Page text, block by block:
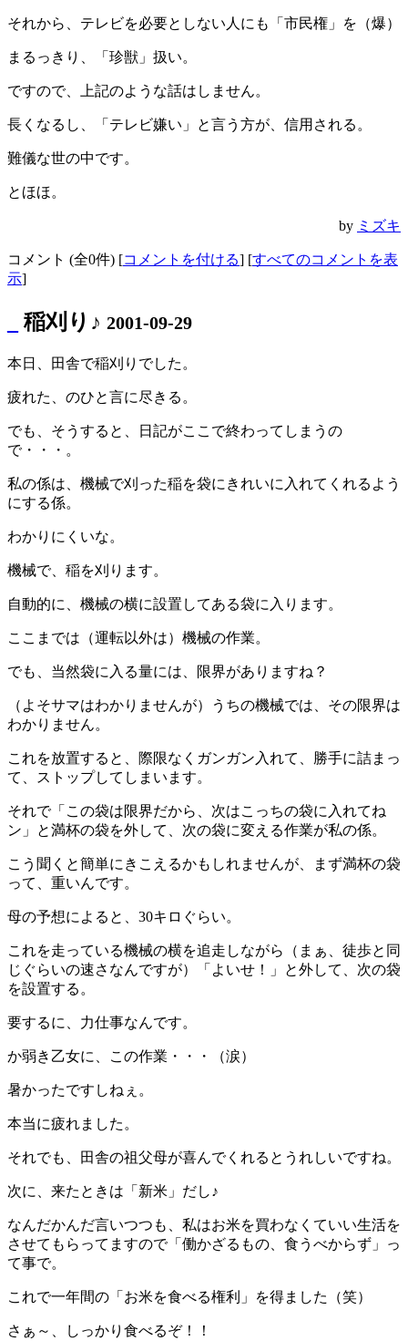
それから、テレビを必要としない人にも「市民権」を（爆）
まるっきり、「珍獣」扱い。
ですので、上記のような話はしません。
長くなるし、「テレビ嫌い」と言う方が、信用される。
難儀な世の中です。
とほほ。
by ミズキ
コメント (全0件) [コメントを付ける] [すべてのコメントを表
示]
稲刈り♪ 2001-09-29
本日、田舎で稲刈りでした。
疲れた、のひと言に尽きる。
でも、そうすると、日記がここで終わってしまうの
で・・・。
私の係は、機械で刈った稲を袋にきれいに入れてくれるよう
にする係。
わかりにくいな。
機械で、稲を刈ります。
自動的に、機械の横に設置してある袋に入ります。
ここまでは（運転以外は）機械の作業。
でも、当然袋に入る量には、限界がありますね？
（よそサマはわかりませんが）うちの機械では、その限界は
わかりません。
これを放置すると、際限なくガンガン入れて、勝手に詰まっ
て、ストップしてしまいます。
それで「この袋は限界だから、次はこっちの袋に入れてね
ン」と満杯の袋を外して、次の袋に変える作業が私の係。
こう聞くと簡単にきこえるかもしれませんが、まず満杯の袋
って、重いんです。
母の予想によると、30キロぐらい。
これを走っている機械の横を追走しながら（まぁ、徒歩と同
じぐらいの速さなんですが）「よいせ！」と外して、次の袋
を設置する。
要するに、力仕事なんです。
か弱き乙女に、この作業・・・（涙）
暑かったですしねぇ。
本当に疲れました。
それでも、田舎の祖父母が喜んでくれるとうれしいですね。
次に、来たときは「新米」だし♪
なんだかんだ言いつつも、私はお米を買わなくていい生活を
させてもらってますので「働かざるもの、食うべからず」っ
て事で。
これで一年間の「お米を食べる権利」を得ました（笑）
さぁ～、しっかり食べるぞ！！